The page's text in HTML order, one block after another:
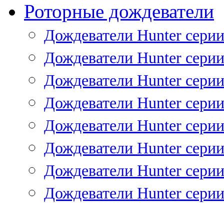
Роторные дождеватели
Дождеватели Hunter
Дождеватели Hunter
Дождеватели Hunter
Дождеватели Hunter
Дождеватели Hunter
Дождеватели Hunter
Дождеватели Hunter
Дождеватели Hunter